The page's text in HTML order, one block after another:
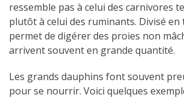
ressemble pas à celui des carnivores
plutôt à celui des ruminants. Divisé en
permet de digérer des proies non
arrivent souvent en grande quantité.
Les grands dauphins font souvent
pour se nourrir. Voici quelques